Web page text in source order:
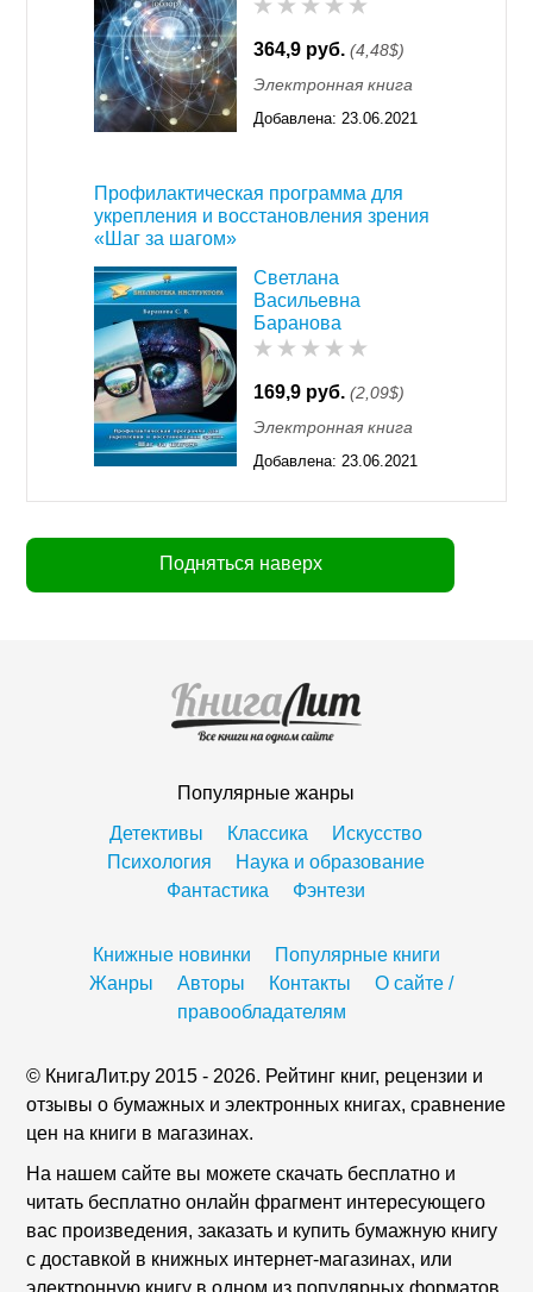
364,9 руб. (4,48$)
Электронная книга
Добавлена: 23.06.2021
Профилактическая программа для
укрепления и восстановления зрения
«Шаг за шагом»
Светлана
Васильевна
Баранова
169,9 руб. (2,09$)
Электронная книга
Добавлена: 23.06.2021
Подняться наверх
Популярные жанры
Детективы
Классика
Искусство
Психология
Наука и образование
Фантастика
Фэнтези
Книжные новинки
Популярные книги
Жанры
Авторы Контакты
О сайте /
правообладателям
© КнигаЛит.ру 2015 - 2026. Рейтинг книг, рецензии и
отзывы о бумажных и электронных книгах, сравнение
цен на книги в магазинах.
На нашем сайте вы можете скачать бесплатно и
читать бесплатно онлайн фрагмент интересующего
вас произведения, заказать и купить бумажную книгу
с доставкой в книжных интернет-магазинах, или
электронную книгу в одном из популярных форматов